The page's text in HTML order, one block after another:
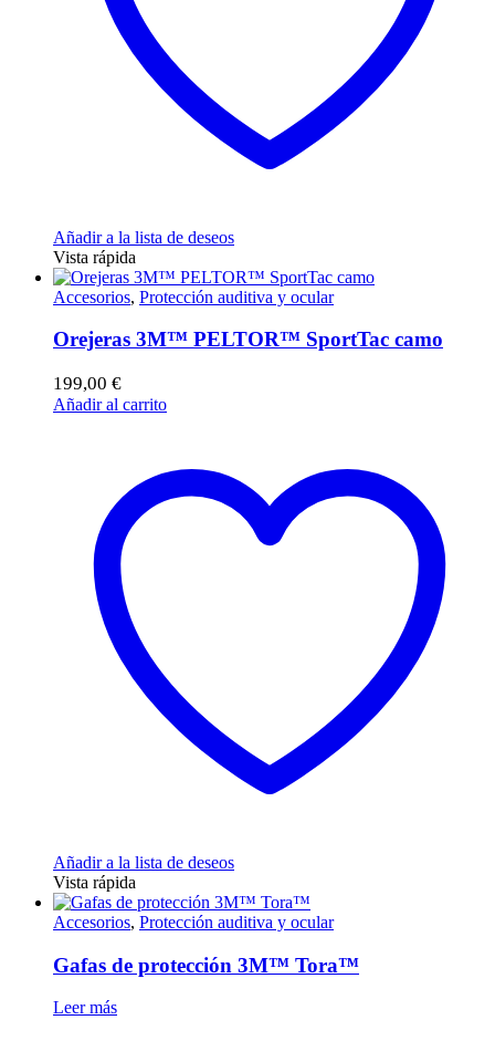
Añadir a la lista de deseos
Vista rápida
Accesorios, Protección auditiva y ocular
Orejeras 3M™ PELTOR™ SportTac camo
199,00 €
Añadir al carrito
Añadir a la lista de deseos
Vista rápida
Accesorios, Protección auditiva y ocular
Gafas de protección 3M™ Tora™
Leer más